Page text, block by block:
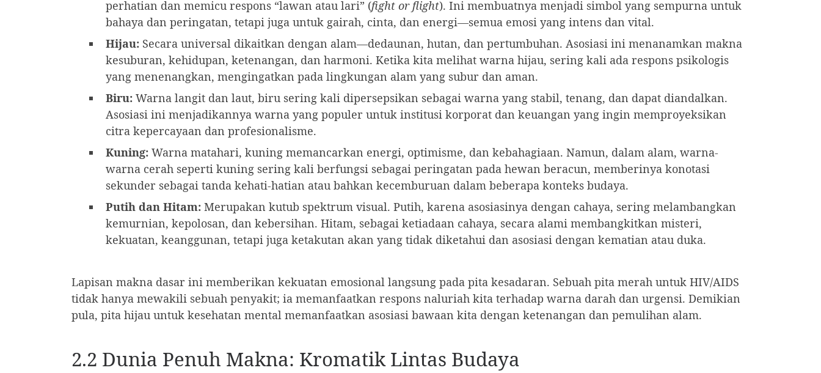
perhatian dan memicu respons “lawan atau lari” (fight or flight). Ini membuatnya menjadi simbol yang sempurna untuk
bahaya dan peringatan, tetapi juga untuk gairah, cinta, dan energi—semua emosi yang intens dan vital.
Hijau: Secara universal dikaitkan dengan alam—dedaunan, hutan, dan pertumbuhan. Asosiasi ini menanamkan makna
kesuburan, kehidupan, ketenangan, dan harmoni. Ketika kita melihat warna hijau, sering kali ada respons psikologis
yang menenangkan, mengingatkan pada lingkungan alam yang subur dan aman.
Biru: Warna langit dan laut, biru sering kali dipersepsikan sebagai warna yang stabil, tenang, dan dapat diandalkan.
Asosiasi ini menjadikannya warna yang populer untuk institusi korporat dan keuangan yang ingin memproyeksikan
citra kepercayaan dan profesionalisme.
Kuning: Warna matahari, kuning memancarkan energi, optimisme, dan kebahagiaan. Namun, dalam alam, warna-
warna cerah seperti kuning sering kali berfungsi sebagai peringatan pada hewan beracun, memberinya konotasi
sekunder sebagai tanda kehati-hatian atau bahkan kecemburuan dalam beberapa konteks budaya.
Putih dan Hitam: Merupakan kutub spektrum visual. Putih, karena asosiasinya dengan cahaya, sering melambangkan
kemurnian, kepolosan, dan kebersihan. Hitam, sebagai ketiadaan cahaya, secara alami membangkitkan misteri,
kekuatan, keanggunan, tetapi juga ketakutan akan yang tidak diketahui dan asosiasi dengan kematian atau duka.
Lapisan makna dasar ini memberikan kekuatan emosional langsung pada pita kesadaran. Sebuah pita merah untuk HIV/AIDS
tidak hanya mewakili sebuah penyakit; ia memanfaatkan respons naluriah kita terhadap warna darah dan urgensi. Demikian
pula, pita hijau untuk kesehatan mental memanfaatkan asosiasi bawaan kita dengan ketenangan dan pemulihan alam.
2.2 Dunia Penuh Makna: Kromatik Lintas Budaya